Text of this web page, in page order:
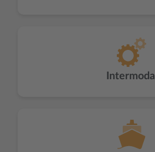
Intermodal